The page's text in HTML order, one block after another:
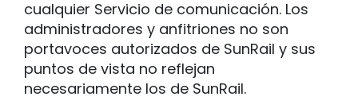
cualquier Servicio de comunicación. Los
administradores y anfitriones no son
portavoces autorizados de SunRail y sus
puntos de vista no reflejan
necesariamente los de SunRail.